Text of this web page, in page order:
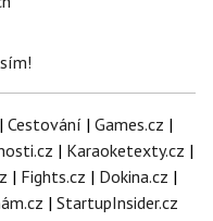
Cestování | Games.cz |
| Karaoketexty.cz |
| Fights.cz | Dokina.cz |
| StartupInsider.cz